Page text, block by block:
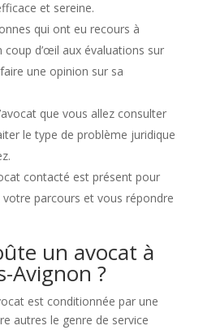
et sereine.
qui ont eu recours à
coup d’œil aux évaluations sur
une opinion sur sa
que vous allez consulter
le type de problème juridique
contacté est présent pour
parcours et vous répondre
un avocat à
Avignon ?
est conditionnée par une
autres le genre de service